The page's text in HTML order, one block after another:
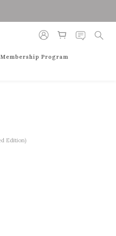
Membership Program